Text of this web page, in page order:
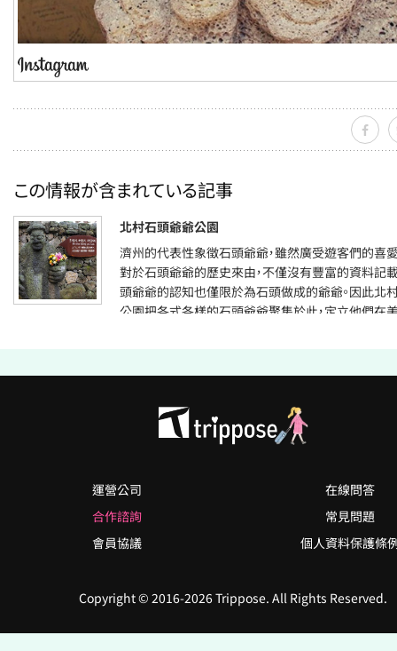
この情報が含まれている記事
北村石頭爺爺公園
濟州的代表性象徵石頭爺爺，雖然廣受遊客們的喜
對於石頭爺爺的歷史來由，不僅沒有豐富的資料記
頭爺爺的認知也僅限於為石頭做成的爺爺。因此北
公園把各式各樣的石頭爺爺聚集於此，定立他們在
爺 濟州的代表性象徵之一的石頭爺爺，有偶石木、
石等多種的名稱。直到1971年指定為地方民俗資料
石頭爺爺的正式名稱。石頭爺爺為豎立在濟州牧、
宗教功能上，有位置標示、禁標(禁止進入標誌)等功
獻《眈羅誌》記載，為1754年(英祖30年)金夢楏牧使
頭爺爺表現了濟州玄武岩的重量感和厚重的印象，
美的象徵性。 世界上獨一無二的石頭爺爺，可以說
運營公司
合作諮詢
會員協議
在線問答
常見問題
個人資料保護條
Copyright © 2016-2026 Trippose. All Rights Reserved.